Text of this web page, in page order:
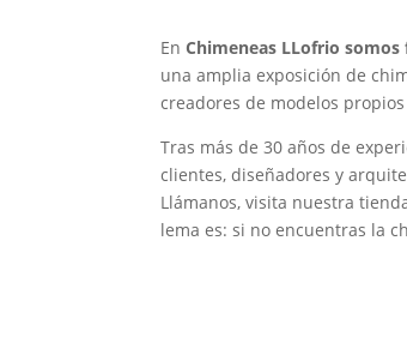
EnChimeneas LLofrio somos
una amplia exposición de
creadores de modelos
Tras más de 30 años de
clientes, diseñadores y
Llámanos, visita nuestra
lema es: si no encuentras la